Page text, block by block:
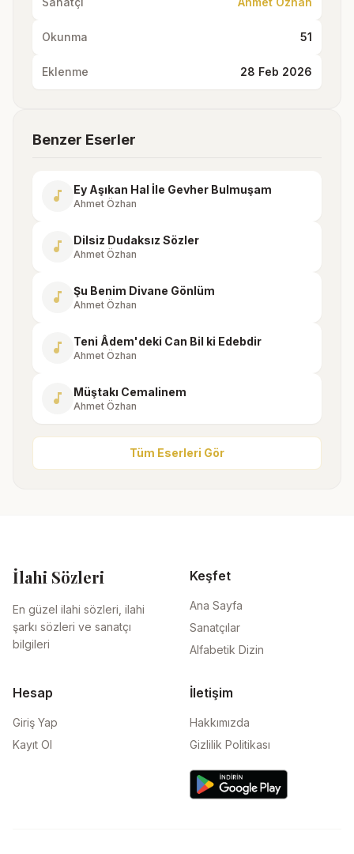
Okunma 51
Eklenme 28 Feb 2026
Benzer Eserler
music_note Ey Aşıkan Hal İle Gevher Bulmuşam
Ahmet Özhan
music_note Dilsiz Dudaksız Sözler
Ahmet Özhan
music_note Şu Benim Divane Gönlüm
Ahmet Özhan
music_note Teni Âdem'deki Can Bil ki Edebdir
Ahmet Özhan
music_note Müştakı Cemalinem
Ahmet Özhan
Tüm Eserleri Gör
İlahi Sözleri
En güzel ilahi sözleri, ilahi
şarkı sözleri ve sanatçı
bilgileri
Keşfet
Ana Sayfa
Sanatçılar
Alfabetik Dizin
Hesap
Giriş Yap
Kayıt Ol
İletişim
Hakkımızda
Gizlilik Politikası